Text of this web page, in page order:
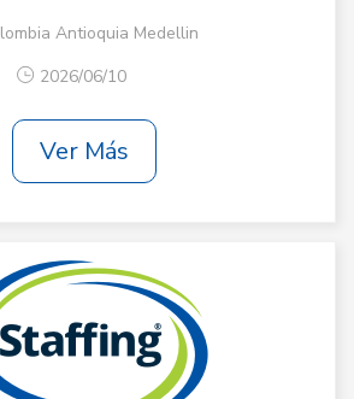
Antioquia Medellin
2026/06/10
Ver Más